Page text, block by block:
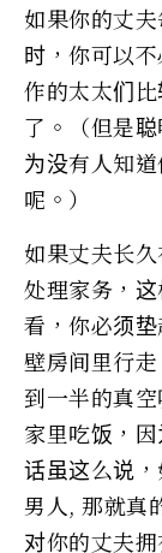
如果你的丈
时，你可以
作的太太们
了。（但是
为没有人知
呢。）
如果丈夫长
处理家务，
看，你必须
壁房间里行
到一半的真
家里吃饭，
话虽这么说
男人, 那就真
对你的丈夫